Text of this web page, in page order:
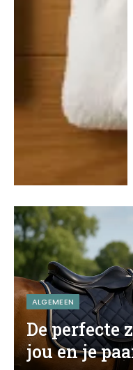
ALGEMEEN
De perfecte
jou en je